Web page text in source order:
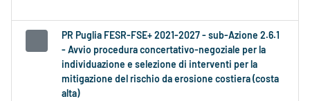
PR Puglia FESR-FSE+ 2021-2027 - sub-Azione 2.6.1
- Avvio procedura concertativo-negoziale per la
individuazione e selezione di interventi per la
mitigazione del rischio da erosione costiera (costa
alta)